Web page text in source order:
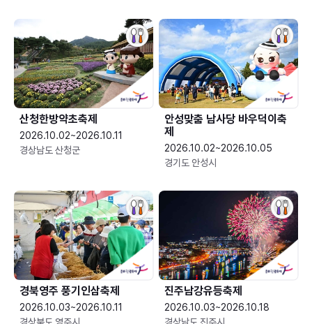
산청한방약초축제
2026.10.02~2026.10.11
경상남도 산청군
안성맞춤 남사당 바우덕이축
제
2026.10.02~2026.10.05
경기도 안성시
경북영주 풍기인삼축제
2026.10.03~2026.10.11
진주남강유등축제
2026.10.03~2026.10.18